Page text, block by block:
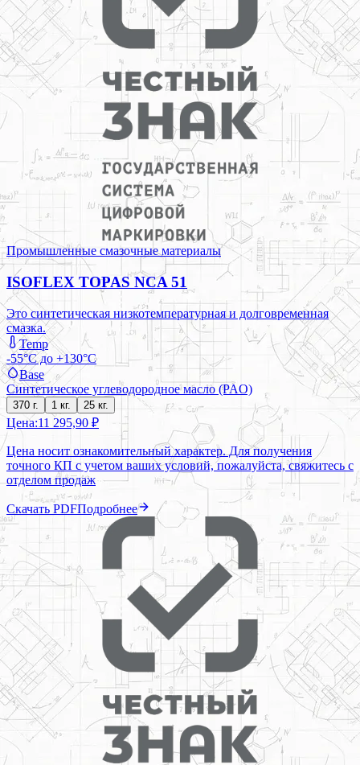
Промышленные смазочные материалы
ISOFLEX TOPAS NCA 51
Это синтетическая низкотемпературная и долговременная
смазка.
Temp
-55°C до +130°C
Base
Синтетическое углеводородное масло (PAO)
370 г. 1 кг. 25 кг.
Цена:11 295,90 ₽
Цена носит ознакомительный характер. Для получения
точного КП с учетом ваших условий, пожалуйста, свяжитесь с
отделом продаж
Скачать PDFПодробнее